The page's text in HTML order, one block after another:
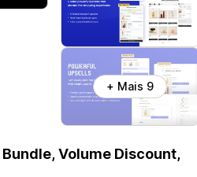
+ Mais 9
Volume Discount,